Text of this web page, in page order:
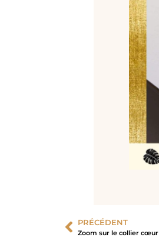
PRÉCÉDENT
Zoom sur le collier cœur